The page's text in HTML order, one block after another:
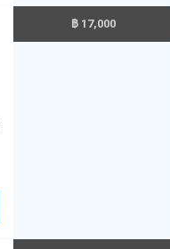
฿ 17,000